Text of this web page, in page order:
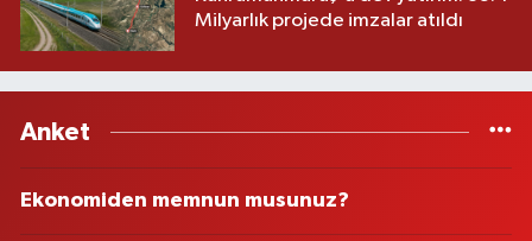
Milyarlık projede imzalar atıldı
Anket
Ekonomiden memnun musunuz?